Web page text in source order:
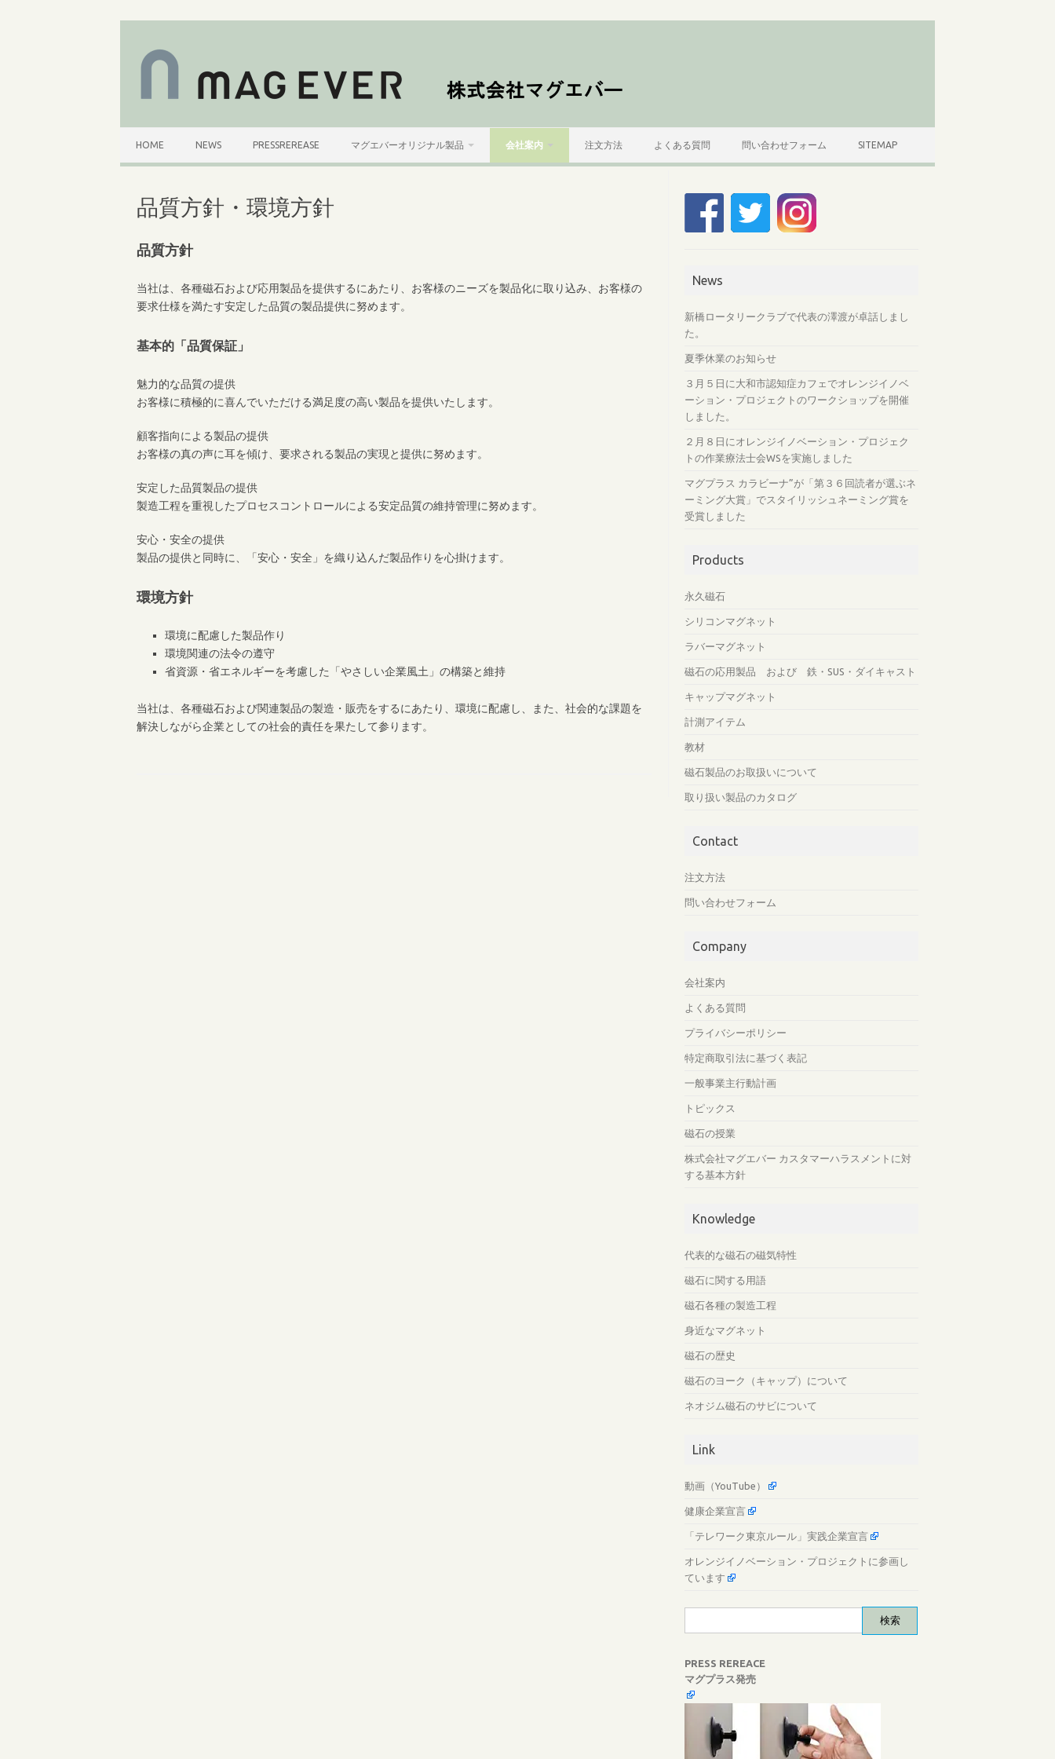
コ
HOME NEWS PRESSREREASE マグエバーオリジナル製品 会社案内 注文方法 よくある質問 問い合わせフォーム SITEMAP
品質方針・環境方針
品質方針
当社は、各種磁石および応用製品を提供するにあたり、お客様のニーズを製品化に取り込み、お客様の
要求仕様を満たす安定した品質の製品提供に努めます。
基本的「品質保証」
魅力的な品質の提供
お客様に積極的に喜んでいただける満足度の高い製品を提供いたします。
顧客指向による製品の提供
お客様の真の声に耳を傾け、要求される製品の実現と提供に努めます。
安定した品質製品の提供
製造工程を重視したプロセスコントロールによる安定品質の維持管理に努めます。
安心・安全の提供
製品の提供と同時に、「安心・安全」を織り込んだ製品作りを心掛けます。
環境方針
環境に配慮した製品作り
環境関連の法令の遵守
省資源・省エネルギーを考慮した「やさしい企業風土」の構築と維持
当社は、各種磁石および関連製品の製造・販売をするにあたり、環境に配慮し、また、社会的な課題を
解決しながら企業としての社会的責任を果たして参ります。
News
新橋ロータリークラブで代表の澤渡が卓話しまし
た。
夏季休業のお知らせ
３月５日に大和市認知症カフェでオレンジイノベ
ーション・プロジェクトのワークショップを開催
しました。
２月８日にオレンジイノベーション・プロジェク
トの作業療法士会WSを実施しました
マグプラス カラビーナ”が「第３６回読者が選ぶネ
ーミング大賞」でスタイリッシュネーミング賞を
受賞しました
Products
永久磁石
シリコンマグネット
ラバーマグネット
磁石の応用製品 および 鉄・SUS・ダイキャスト
キャップマグネット
計測アイテム
教材
磁石製品のお取扱いについて
取り扱い製品のカタログ
Contact
注文方法
問い合わせフォーム
Company
会社案内
よくある質問
プライバシーポリシー
特定商取引法に基づく表記
一般事業主行動計画
トピックス
磁石の授業
株式会社マグエバー カスタマーハラスメントに対
する基本方針
Knowledge
代表的な磁石の磁気特性
磁石に関する用語
磁石各種の製造工程
身近なマグネット
磁石の歴史
磁石のヨーク（キャップ）について
ネオジム磁石のサビについて
Link
動画（YouTube）
健康企業宣言
「テレワーク東京ルール」実践企業宣言
オレンジイノベーション・プロジェクトに参画し
ています
索:
PRESS REREACE
マグプラス発売